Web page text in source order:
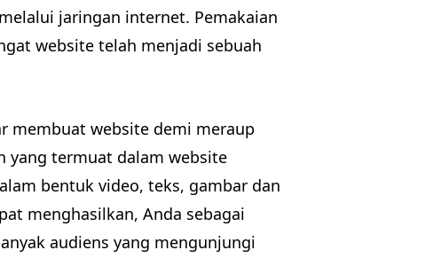
jaringan internet. Pemakaian
website telah menjadi sebuah
membuat website demi meraup
yang termuat dalam website
bentuk video, teks, gambar dan
menghasilkan, Anda sebagai
audiens yang mengunjungi